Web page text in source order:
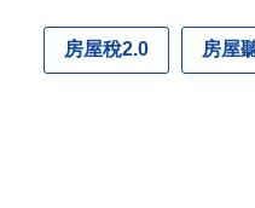
房屋稅2.0 房屋